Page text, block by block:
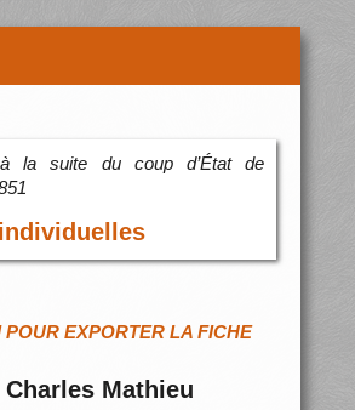
la suite du coup d’État de
POUR EXPORTER LA FICHE
Mathieu